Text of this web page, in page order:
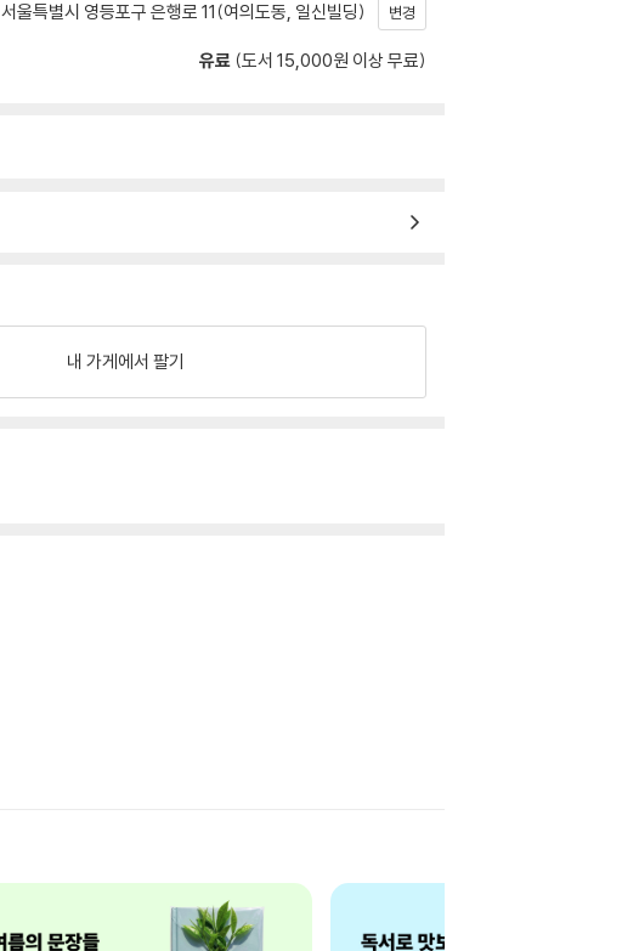
서울특별시 영등포구 은행로 11(여의도동, 일신빌딩) 변경
유료 (도서 15,000원 이상 무료)
내 가게에서 팔기